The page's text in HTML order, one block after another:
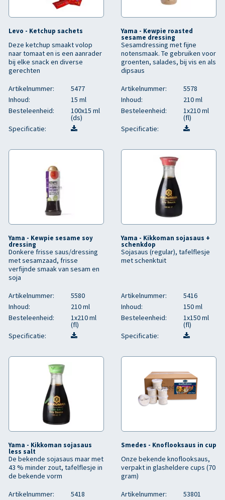
Levo - Ketchup sachets
Deze ketchup smaakt volop
naar tomaat en is een aanrader
bij elke snack en diverse
gerechten
Artikelnummer:
5477
Inhoud:
15 ml
Besteleenheid:
100x15 ml
(ds)
Specificatie:
Yama - Kewpie roasted
sesame dressing
Sesamdressing met fijne
notensmaak. Te gebruiken voor
groenten, salades, bij vis en als
dipsaus
Artikelnummer:
5578
Inhoud:
210 ml
Besteleenheid:
1x210 ml
(fl)
Specificatie:
Yama - Kewpie sesame soy
dressing
Donkere frisse saus/dressing
met sesamzaad, frisse
verfijnde smaak van sesam en
soja
Artikelnummer:
5580
Inhoud:
210 ml
Besteleenheid:
1x210 ml
(fl)
Specificatie:
Yama - Kikkoman sojasaus +
schenkdop
Sojasaus (regular), tafelflesje
met schenktuit
Artikelnummer:
5416
Inhoud:
150 ml
Besteleenheid:
1x150 ml
(fl)
Specificatie:
Yama - Kikkoman sojasaus
less salt
De bekende sojasaus maar met
43 % minder zout, tafelflesje in
de bekende vorm
Artikelnummer:
5418
Smedes - Knoflooksaus in cup
Onze bekende knoflooksaus,
verpakt in glasheldere cups (70
gram)
Artikelnummer:
53801